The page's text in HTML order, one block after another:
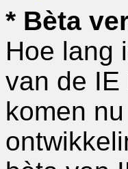
* Bèta
Hoe lang
van de IE
komen